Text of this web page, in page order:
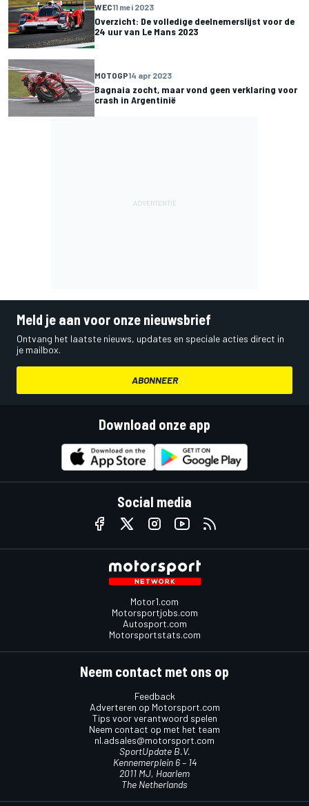
WEC11 mei 2023
Overzicht: De volledige deelnemerslijst voor de
24 uur van Le Mans 2023
MOTOGP14 apr 2023
Bagnaia zocht, maar vond geen verklaring voor
crash in Argentinië
Meld je aan voor onze nieuwsbrief
Ontvang het laatste nieuws, updates en speciale acties direct in
je mailbox.
ABONNEER
Download onze app
Social media
Motor1.com
Motorsportjobs.com
Autosport.com
Motorsportstats.com
Neem contact met ons op
Feedback
Adverteren op Motorsport.com
Tips voor verantwoord spelen
Neem contact op met het team
nl.adsales@motorsport.com
SportUpdate B.V.
Kennemerplein 6 – 14
2011 MJ, Haarlem
The Netherlands